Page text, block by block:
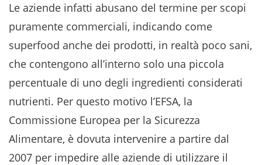
Le aziende infatti abusano del termine per scopi
puramente commerciali, indicando come
superfood anche dei prodotti, in realtà poco sani,
che contengono all’interno solo una piccola
percentuale di uno degli ingredienti considerati
nutrienti. Per questo motivo l’EFSA, la
Commissione Europea per la Sicurezza
Alimentare, è dovuta intervenire a partire dal
2007 per impedire alle aziende di utilizzare il